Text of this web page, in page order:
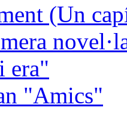
(Un
era"
"Amics"